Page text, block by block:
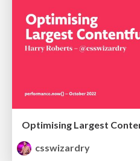
Optimising Largest
csswizardry